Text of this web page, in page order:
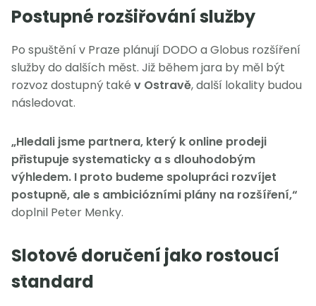
Postupné rozšiřování služby
Po spuštění v Praze plánují DODO a Globus rozšíření
služby do dalších měst. Již během jara by měl být
rozvoz dostupný také v Ostravě, další lokality budou
následovat.
„Hledali jsme partnera, který k online prodeji
přistupuje systematicky a s dlouhodobým
výhledem. I proto budeme spolupráci rozvíjet
postupně, ale s ambiciózními plány na rozšíření,“
doplnil Peter Menky.
Slotové doručení jako rostoucí
standard